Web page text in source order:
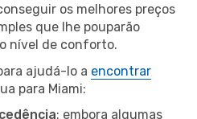
os melhores preços
que lhe pouparão
nível de conforto.
ajudá-lo a encontrar
para Miami:
: embora algumas